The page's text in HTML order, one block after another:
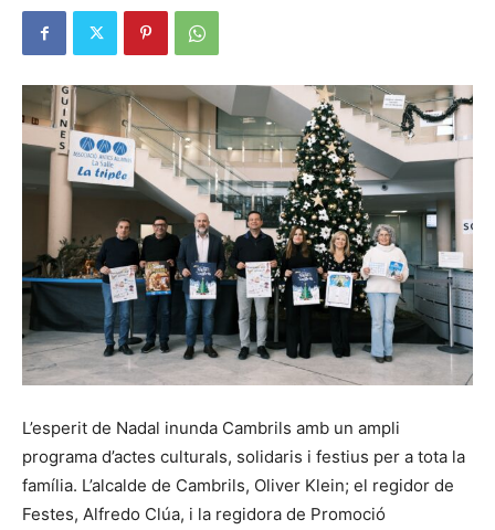
L’esperit de Nadal inunda Cambrils amb un ampli
programa d’actes culturals, solidaris i festius per a tota la
família. L’alcalde de Cambrils, Oliver Klein; el regidor de
Festes, Alfredo Clúa, i la regidora de Promoció